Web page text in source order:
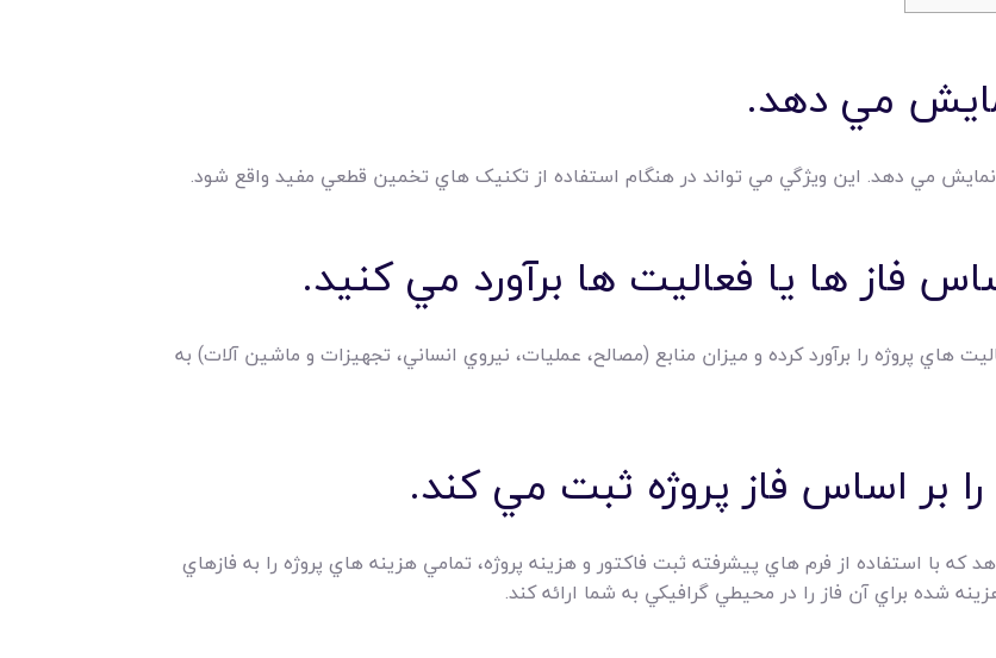
نمايش مي دهد. اين ويژگي مي تواند در هنگام استفاده از تکنيک هاي تخمين قطعي مفيد واقع شود.
هاي پروژه را برآورد کرده و ميزان منابع (مصالح، عمليات، نيروي انساني، تجهيزات و ماشين آلات) به
که با استفاده از فرم هاي پيشرفته ثبت فاکتور و هزينه پروژه، تمامي هزينه هاي پروژه را به فازهاي
شده براي آن فاز را در محيطي گرافيکي به شما ارائه کند.